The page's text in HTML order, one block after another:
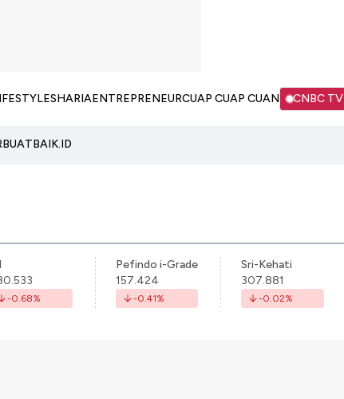
SHARIAENTREPRENEURCUAP CUAP CUAN CNBC TV
-0.68%
Pefindo i-Grade
157.424
-0.41%
Sri-Kehati
307.881
-0.02%